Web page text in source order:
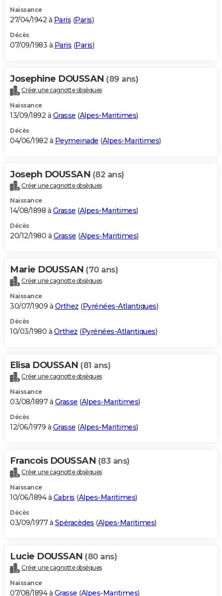
Naissance
27/04/1942 à Paris (Paris)
Décès
07/09/1983 à Paris (Paris)
Josephine DOUSSAN (89 ans)
Créer une cagnotte obsèques
Naissance
13/09/1892 à Grasse (Alpes-Maritimes)
Décès
04/06/1982 à Peymeinade (Alpes-Maritimes)
Joseph DOUSSAN (82 ans)
Créer une cagnotte obsèques
Naissance
14/08/1898 à Grasse (Alpes-Maritimes)
Décès
20/12/1980 à Grasse (Alpes-Maritimes)
Marie DOUSSAN (70 ans)
Créer une cagnotte obsèques
Naissance
30/07/1909 à Orthez (Pyrénées-Atlantiques)
Décès
10/03/1980 à Orthez (Pyrénées-Atlantiques)
Elisa DOUSSAN (81 ans)
Créer une cagnotte obsèques
Naissance
03/08/1897 à Grasse (Alpes-Maritimes)
Décès
12/06/1979 à Grasse (Alpes-Maritimes)
Francois DOUSSAN (83 ans)
Créer une cagnotte obsèques
Naissance
10/06/1894 à Cabris (Alpes-Maritimes)
Décès
03/09/1977 à Spéracèdes (Alpes-Maritimes)
Lucie DOUSSAN (80 ans)
Créer une cagnotte obsèques
Naissance
07/08/1894 à Grasse (Alpes-Maritimes)